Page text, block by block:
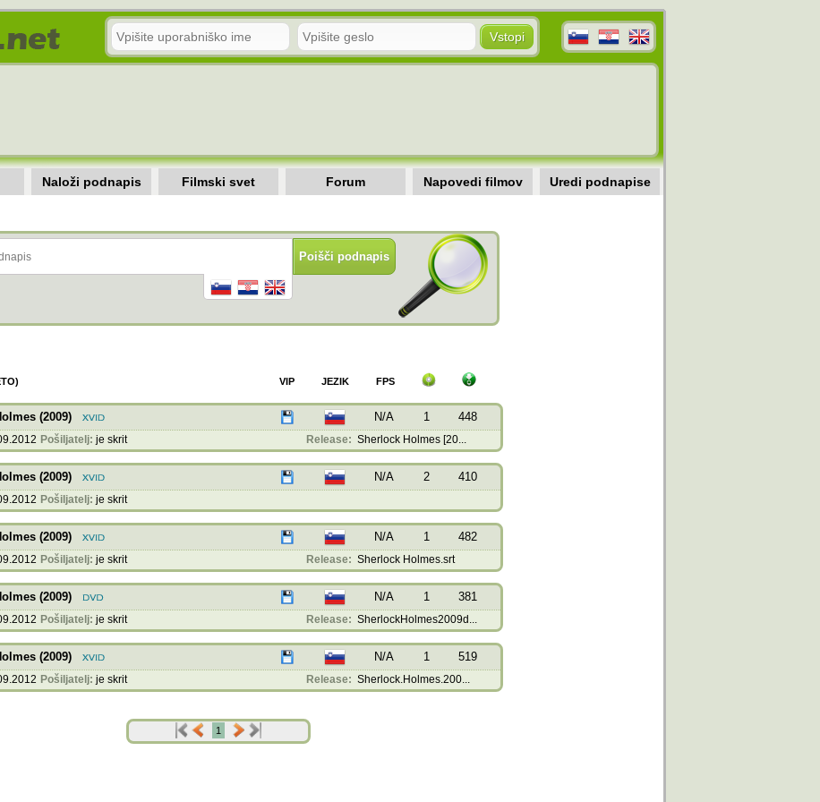
Naloži podnapis Filmski svet Forum Napovedi filmov Uredi podnapise
FPS
JEZIK
VIP
(2009) N/A 1 448
Pošiljatelj: je skrit Release: Sherlock Holmes [20...
(2009) N/A 2 410
Pošiljatelj: je skrit
(2009) N/A 1 482
Pošiljatelj: je skrit Release: Sherlock Holmes.srt
(2009) N/A 1 381
Pošiljatelj: je skrit Release: SherlockHolmes2009d...
(2009) N/A 1 519
Pošiljatelj: je skrit Release: Sherlock.Holmes.200...
1